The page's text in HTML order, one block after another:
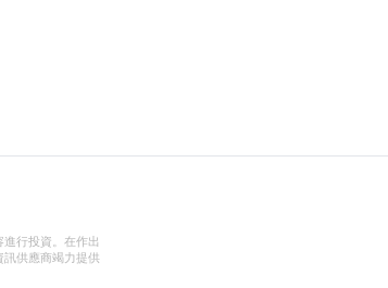
行投資。在作出
訊供應商竭力提供